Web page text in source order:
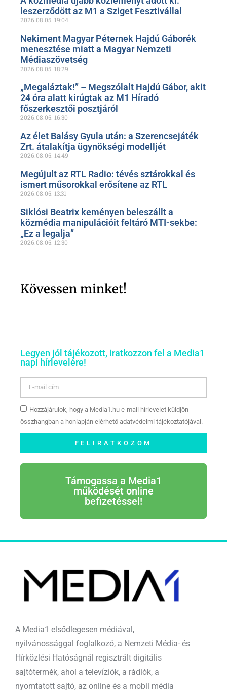
leszerződött az M1 a Sziget Fesztivállal
2026.08.05. 19:04
Nekiment Magyar Péternek Hajdú Gáborék
menesztése miatt a Magyar Nemzeti
Médiaszövetség
2026.08.05. 18:29
„Megaláztak!” – Megszólalt Hajdú Gábor, akit
24 óra alatt kirúgtak az M1 Híradó
főszerkesztői posztjáról
2026.08.05. 16:30
Az élet Balásy Gyula után: a Szerencsejáték
Zrt. átalakítja ügynökségi modelljét
2026.08.05. 14:49
Megújult az RTL Radio: tévés sztárokkal és
ismert műsorokkal erősítene az RTL
2026.08.05. 13:31
Siklósi Beatrix keményen beleszállt a
közmédia manipulációit feltáró MTI-sekbe:
„Ez a legalja”
2026.08.05. 12:30
Kövessen minket!
Legyen jól tájékozott, iratkozzon fel a Media1
napi hírlevelére!
Hozzájárulok, hogy a Media1.hu e-mail hírlevelet küldjön
összhangban a honlapján elérhető adatvédelmi tájékoztatójával.
FELIRATKOZOM
Támogassa a Media1
működését online
befizetéssel!
A Media1 elsődlegesen médiával,
nyilvánossággal foglalkozó, a Nemzeti Média- és
Hírközlési Hatóságnál regisztrált digitális
sajtótermék, ahol a televíziók, a rádiók, a
nyomtatott sajtó, az online és a mobil média